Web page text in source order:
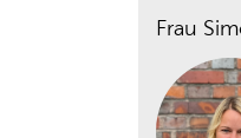
Frau